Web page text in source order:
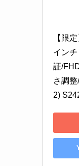
【限
イン
証/
さ調
2)